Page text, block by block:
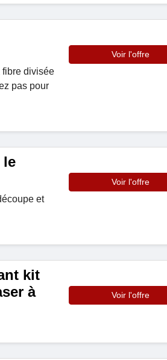
fibre divisée
pas pour
Voir l'offre
le
et
Voir l'offre
kit
à
Voir l'offre